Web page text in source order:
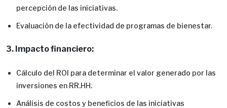
percepción de las iniciativas.
Evaluación de la efectividad de programas de bienestar.
3. Impacto financiero:
Cálculo del ROI para determinar el valor generado por las
inversiones en RR.HH.
Análisis de costos y beneficios de las iniciativas